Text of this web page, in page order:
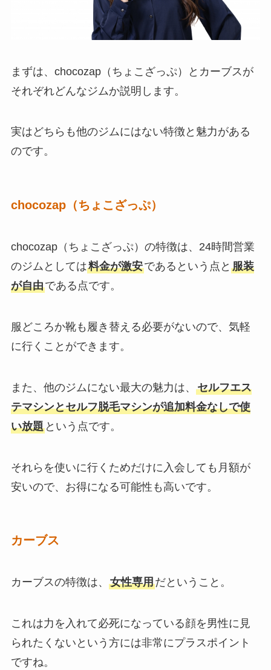
まずは、chocozap（ちょこざっぷ）とカーブスが
それぞれどんなジムか説明します。
実はどちらも他のジムにはない特徴と魅力がある
のです。
chocozap（ちょこざっぷ）
chocozap（ちょこざっぷ）の特徴は、24時間営業
のジムとしては料金が激安であるという点と 服装
が自由である点です。
服どころか靴も履き替える必要がないので、気軽
に行くことができます。
また、他のジムにない最大の魅力は、 セルフエス
テマシンとセルフ脱毛マシンが追加料金なしで使
い放題という点です。
それらを使いに行くためだけに入会しても月額が
安いので、お得になる可能性も高いです。
カーブス
カーブスの特徴は、 女性専用だということ。
これは力を入れて必死になっている顔を男性に見
られたくないという方には非常にプラスポイント
ですね。